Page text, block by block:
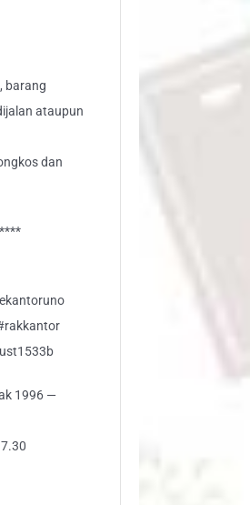
barang
ataupun
dan
1996 —